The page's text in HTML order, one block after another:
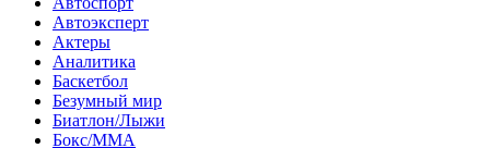
Автоэксперт
Актеры
Аналитика
Баскетбол
Безумный мир
Биатлон/Лыжи
Бокс/MMA